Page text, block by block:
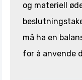
og materiell
må ha en
for å anvende